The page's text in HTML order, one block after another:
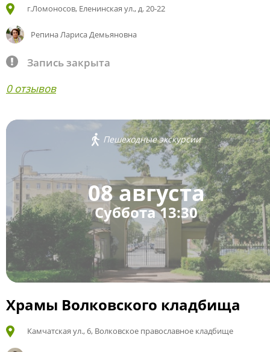
г.Ломоносов, Еленинская ул., д. 20-22
Репина Лариса Демьяновна
Запись закрыта
0 отзывов
Пешеходные экскурсии
08 августа
Суббота 13:30
Храмы Волковского кладбища
Камчатская ул., 6, Волковское православное кладбище